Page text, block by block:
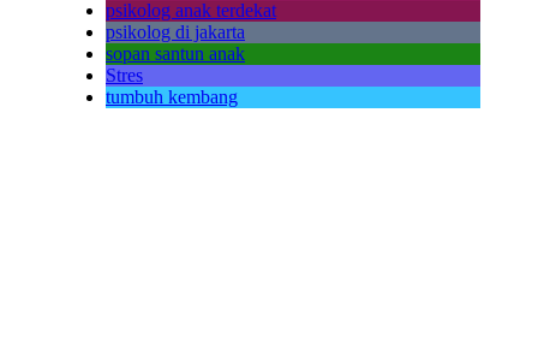
psikolog anak terdekat
psikolog di jakarta
sopan santun anak
Stres
tumbuh kembang